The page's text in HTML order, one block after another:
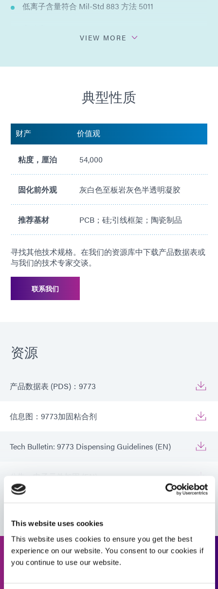
This website uses cookies
This website uses cookies to ensure you get the best
experience on our website. You consent to our cookies if
you continue to use our website.
低离子含量符合 Mil-Std 883 方法 5011
对各种PCB基材的粘附性
符合 ASTM E595低释气
NASA MAPTIS 认证（材料代码 09907）
90° 时的抗坍塌能力长达 72 小时
喷射兼容
符合 RoHS 和 REACH 要求
VIEW MORE
典型性质
财产 价值观
粘度，厘泊 54,000
固化前外观 灰白色至板岩灰色半透明凝胶
推荐基材 PCB；硅;引线框架；陶瓷制品
寻找其他技术规格。在我们的资源库中下载产品数据表或
与我们的技术专家交谈。
联系我们
资源
产品数据表 (PDS)：9773
信息图：9773加固粘合剂
Tech Bulletin: 9773 Dispensing Guidelines (EN)
公告：电子元件加固 (EN)
指南：航空航天与国防（亚洲|EN）
指南：电子组装（亚洲 | CN）
请求报价